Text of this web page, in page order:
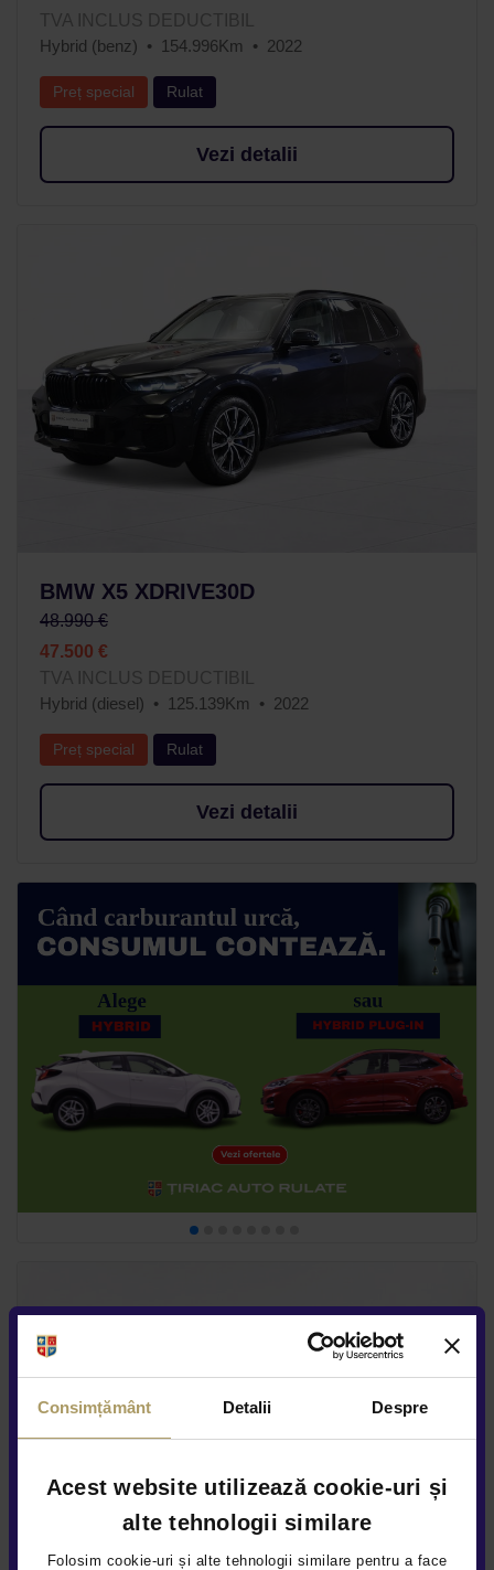
Consimțământ Detalii Despre
Acest website utilizează cookie-uri și
alte tehnologii similare
Folosim cookie-uri și alte tehnologii similare pentru a face
TVA INCLUS DEDUCTIBIL
Hybrid (benz)
154.996Km 2022
Preț special Rulat
Vezi detalii
BMW X5 XDRIVE30D
48.990 €
47.500 €
TVA INCLUS DEDUCTIBIL
Hybrid (diesel)
125.139Km 2022
Preț special Rulat
Vezi detalii